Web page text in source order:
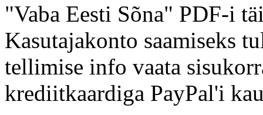
"Vaba Eesti Sõna" PDF-i
Kasutajakonto saamiseks
tellimise info vaata
krediitkaardiga PayPal'i